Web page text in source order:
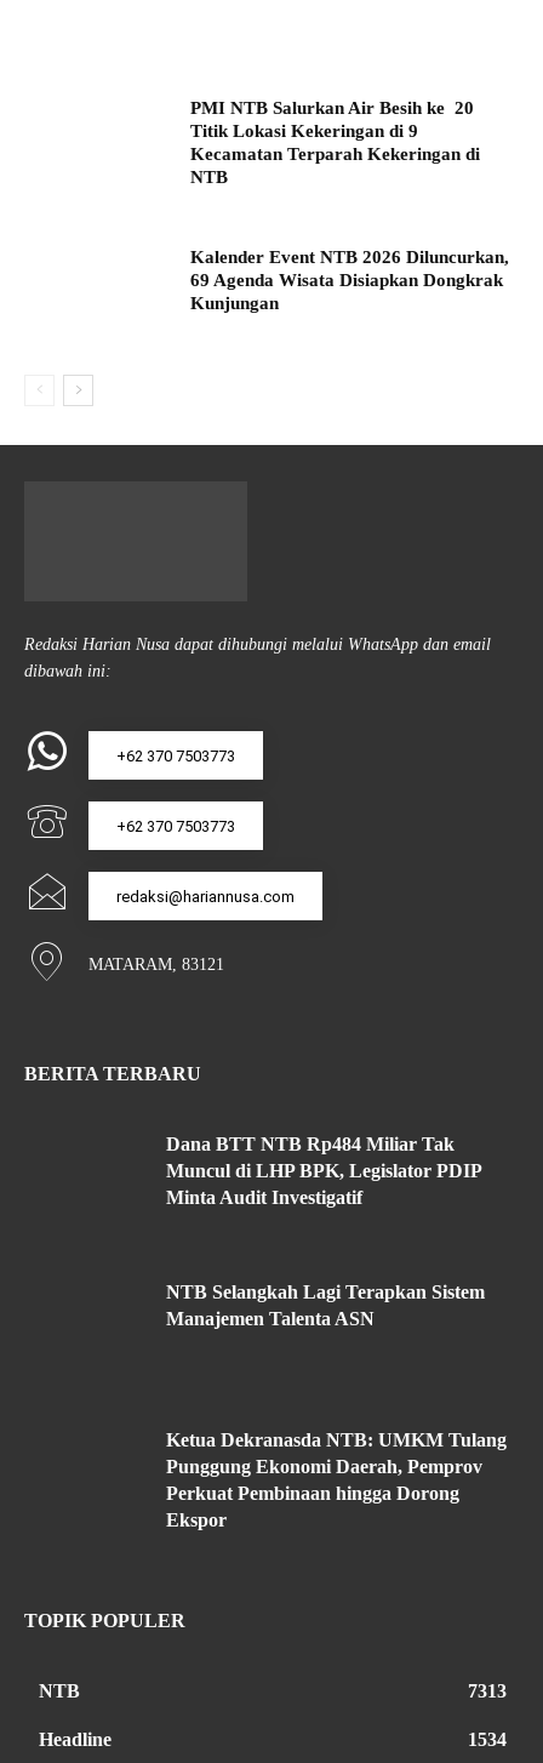
PMI NTB Salurkan Air Besih ke 20
Titik Lokasi Kekeringan di 9
Kecamatan Terparah Kekeringan di
NTB
Kalender Event NTB 2026 Diluncurkan,
69 Agenda Wisata Disiapkan Dongkrak
Kunjungan
Redaksi Harian Nusa dapat dihubungi melalui WhatsApp dan email
dibawah ini:
+62 370 7503773
+62 370 7503773
redaksi@hariannusa.com
MATARAM, 83121
BERITA TERBARU
Dana BTT NTB Rp484 Miliar Tak
Muncul di LHP BPK, Legislator PDIP
Minta Audit Investigatif
NTB Selangkah Lagi Terapkan Sistem
Manajemen Talenta ASN
Ketua Dekranasda NTB: UMKM Tulang
Punggung Ekonomi Daerah, Pemprov
Perkuat Pembinaan hingga Dorong
Ekspor
TOPIK POPULER
NTB 7313
Headline 1534